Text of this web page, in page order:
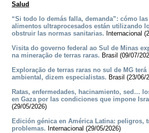
Salud
“Si todo lo demás falla, demanda”: cómo
alimentos ultraprocesados están utilizando
obstruir las normas sanitarias. Internacional
Visita do governo federal ao Sul de Minas
na mineração de terras raras. Brasil (09/07/
Exploração de terras raras no sul de MG
ambiental, dizem especialistas. Brasil (23/06/
Ratas, enfermedades, hacinamiento, sed…
en Gaza por las condiciones que impone
(29/05/2026)
Edición génica en América Latina: peligros,
problemas. Internacional (29/05/2026)